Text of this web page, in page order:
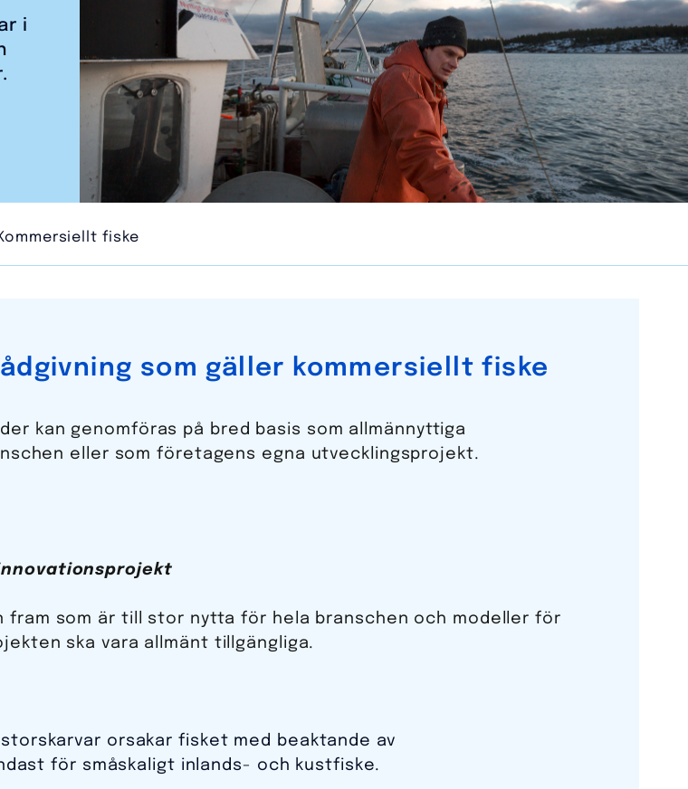
fiske
i
som gäller kommersiellt fiske
kan genomföras på bred basis som allmännyttiga
eller som företagens egna utvecklingsprojekt.
fram som är till stor nytta för hela branschen och modeller för
ska vara allmänt tillgängliga.
orsakar fisket med beaktande av
för småskaligt inlands- och kustfiske.